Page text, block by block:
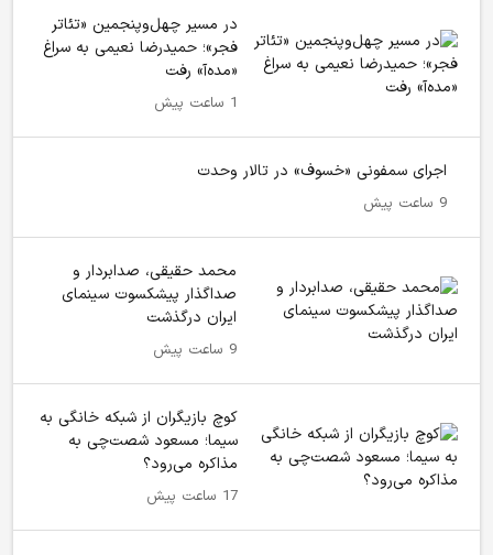
در مسیر چهل‌وپنجمین «تئاتر
فجر»؛ حمیدرضا نعیمی به سراغ
«مده‌آ» رفت
1 ساعت پیش
اجرای سمفونی «خسوف» در تالار وحدت
9 ساعت پیش
محمد حقیقی، صدابردار و
صداگذار پیشکسوت سینمای
ایران درگذشت
9 ساعت پیش
کوچ بازیگران از شبکه خانگی به
سیما؛ مسعود شصت‌چی به
مذاکره می‌رود؟
17 ساعت پیش